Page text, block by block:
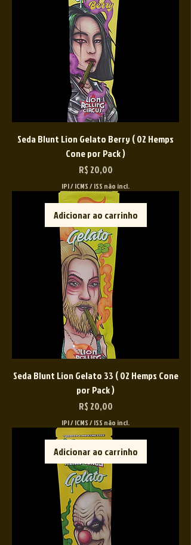
Seda Blunt Lion Gelato Berry ( 02 Hemps
Cone por Pack )
Preço
R$ 20,00
IPI / ICMS / ISS não incl.
Adicionar ao carrinho
Seda Blunt Lion Gelato 33 ( 02 Hemps Cone
por Pack )
Preço
R$ 20,00
IPI / ICMS / ISS não incl.
Adicionar ao carrinho